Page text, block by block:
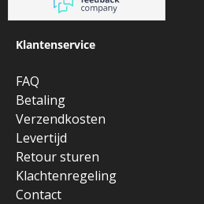
Klantenservice
FAQ
Betaling
Verzendkosten
Levertijd
Retour sturen
Klachtenregeling
Contact